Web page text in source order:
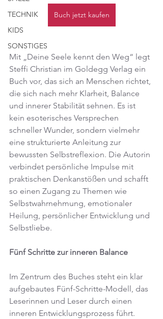
TECHNIK
KIDS
SONSTIGES
Buch jetzt kaufen
Mit „Deine Seele kennt den Weg“ legt
Steffi Christian im Goldegg Verlag ein
Buch vor, das sich an Menschen richtet,
die sich nach mehr Klarheit, Balance
und innerer Stabilität sehnen. Es ist
kein esoterisches Versprechen
schneller Wunder, sondern vielmehr
eine strukturierte Anleitung zur
bewussten Selbstreflexion. Die Autorin
verbindet persönliche Impulse mit
praktischen Denkanstößen und schafft
so einen Zugang zu Themen wie
Selbstwahrnehmung, emotionaler
Heilung, persönlicher Entwicklung und
Selbstliebe.
Fünf Schritte zur inneren Balance
Im Zentrum des Buches steht ein klar
aufgebautes Fünf-Schritte-Modell, das
Leserinnen und Leser durch einen
inneren Entwicklungsprozess führt.